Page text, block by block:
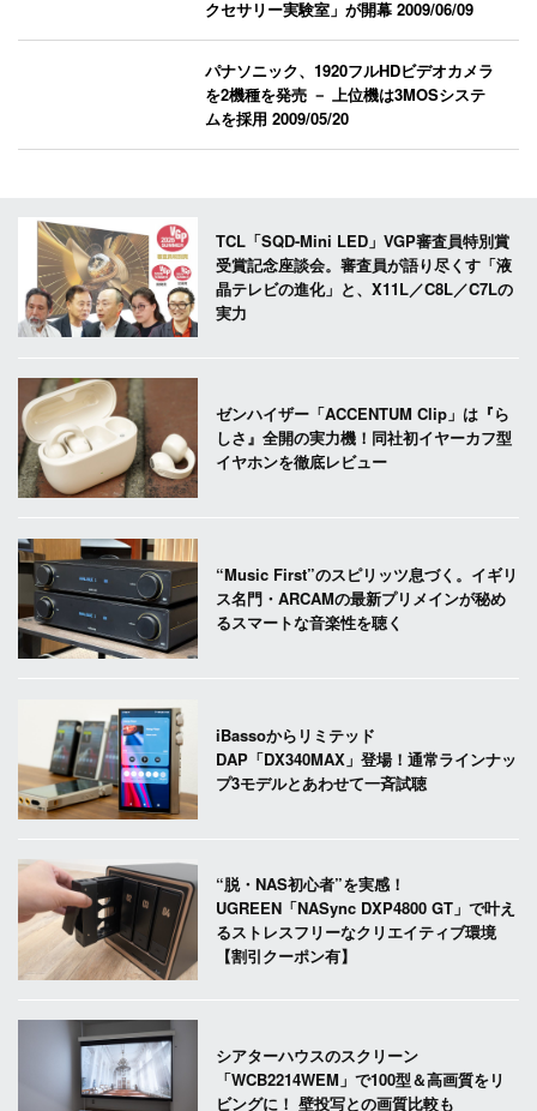
クセサリー実験室」が開幕2009/06/09
パナソニック、1920フルHDビデオカメラ
を2機種を発売 － 上位機は3MOSシステ
ムを採用2009/05/20
TCL「SQD-Mini LED」VGP審査員特別賞
受賞記念座談会。審査員が語り尽くす「液
晶テレビの進化」と、X11L／C8L／C7Lの
実力
ゼンハイザー「ACCENTUM Clip」は『ら
しさ』全開の実力機！同社初イヤーカフ型
イヤホンを徹底レビュー
“Music First”のスピリッツ息づく。イギリ
ス名門・ARCAMの最新プリメインが秘め
るスマートな音楽性を聴く
iBassoからリミテッド
DAP「DX340MAX」登場！通常ラインナッ
プ3モデルとあわせて一斉試聴
“脱・NAS初心者”を実感！
UGREEN「NASync DXP4800 GT」で叶え
るストレスフリーなクリエイティブ環境
【割引クーポン有】
シアターハウスのスクリーン
「WCB2214WEM」で100型＆高画質をリ
ビングに！ 壁投写との画質比較も